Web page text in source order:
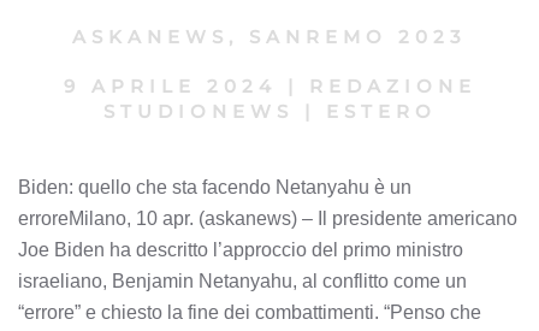
ASKANEWS , SANREMO 2023
9 APRILE 2024 |
REDAZIONE
STUDIONEWS
| ESTERO
Biden: quello che sta facendo Netanyahu è un
erroreMilano, 10 apr. (askanews) – Il presidente americano
Joe Biden ha descritto l’approccio del primo ministro
israeliano, Benjamin Netanyahu, al conflitto come un
“errore” e chiesto la fine dei combattimenti. “Penso che